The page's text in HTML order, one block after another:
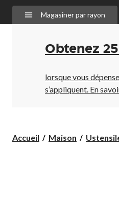
est
Leduc,
AB,
Fermeture
à
22:00
cliquer
pour
Magasiner par rayon
Obtenez
lorsque vous
s’appliquent. En
Accueil Maison